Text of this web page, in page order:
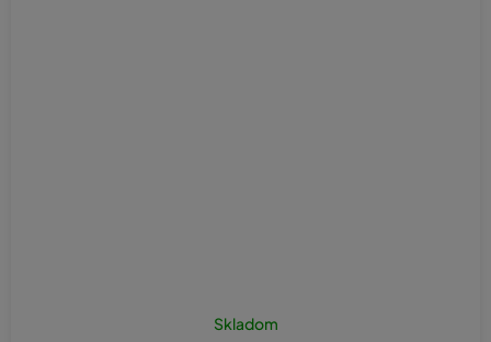
Skladom